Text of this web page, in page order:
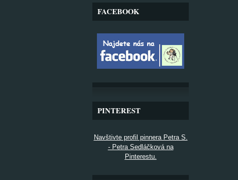
FACEBOOK
PINTEREST
Navštivte profil pinnera Petra S.
- Petra Sedláčková na
Pinterestu.